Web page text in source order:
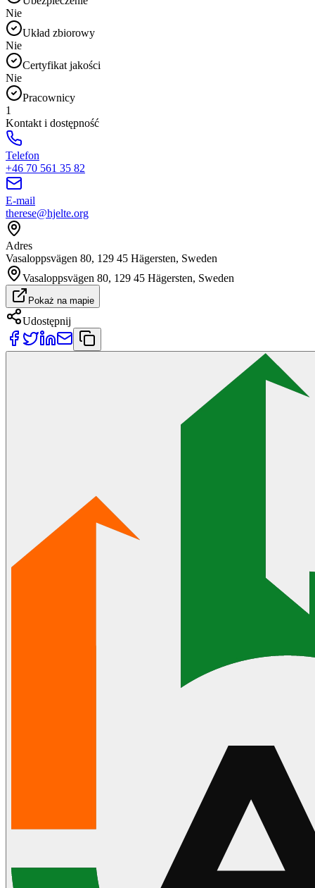
Nie
Układ zbiorowy
Nie
Certyfikat jakości
Nie
Pracownicy
1
Kontakt i dostępność
Telefon
+46 70 561 35 82
E-mail
therese@hjelte.org
Adres
Vasaloppsvägen 80, 129 45 Hägersten, Sweden
Vasaloppsvägen 80, 129 45 Hägersten, Sweden
Pokaż na mapie
Udostępnij